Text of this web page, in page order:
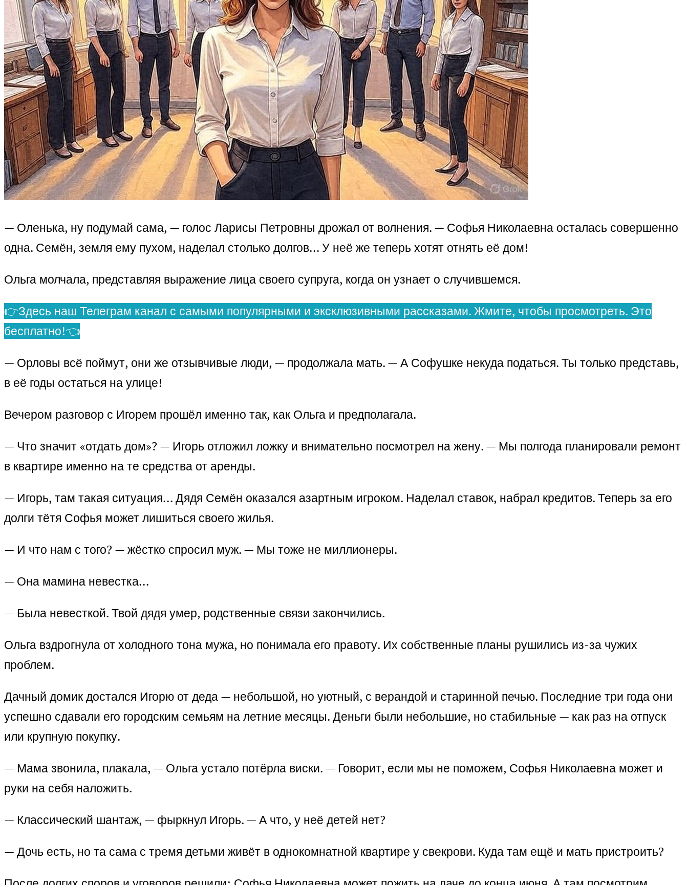
— Оленька, ну подумай сама, — голос Ларисы Петровны дрожал от волнения. — Софья Николаевна осталась совершенно
одна. Семён, земля ему пухом, наделал столько долгов… У неё же теперь хотят отнять её дом!
Ольга молчала, представляя выражение лица своего супруга, когда он узнает о случившемся.
👉Здесь наш Телеграм канал с самыми популярными и эксклюзивными рассказами. Жмите, чтобы просмотреть. Это
бесплатно!👈
— Орловы всё поймут, они же отзывчивые люди, — продолжала мать. — А Софушке некуда податься. Ты только представь,
в её годы остаться на улице!
Вечером разговор с Игорем прошёл именно так, как Ольга и предполагала.
— Что значит «отдать дом»? — Игорь отложил ложку и внимательно посмотрел на жену. — Мы полгода планировали ремонт
в квартире именно на те средства от аренды.
— Игорь, там такая ситуация… Дядя Семён оказался азартным игроком. Наделал ставок, набрал кредитов. Теперь за его
долги тётя Софья может лишиться своего жилья.
— И что нам с того? — жёстко спросил муж. — Мы тоже не миллионеры.
— Она мамина невестка…
— Была невесткой. Твой дядя умер, родственные связи закончились.
Ольга вздрогнула от холодного тона мужа, но понимала его правоту. Их собственные планы рушились из-за чужих
проблем.
Дачный домик достался Игорю от деда — небольшой, но уютный, с верандой и старинной печью. Последние три года они
успешно сдавали его городским семьям на летние месяцы. Деньги были небольшие, но стабильные — как раз на отпуск
или крупную покупку.
— Мама звонила, плакала, — Ольга устало потёрла виски. — Говорит, если мы не поможем, Софья Николаевна может и
руки на себя наложить.
— Классический шантаж, — фыркнул Игорь. — А что, у неё детей нет?
— Дочь есть, но та сама с тремя детьми живёт в однокомнатной квартире у свекрови. Куда там ещё и мать пристроить?